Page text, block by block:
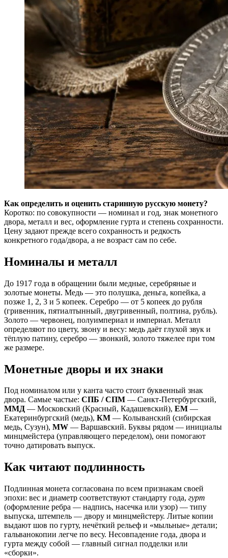
Как определить и оценить старинную русскую монету?
Коротко: по совокупности — номинал и год, знак монетного
двора, металл и вес, оформление гурта и степень сохранности.
Цену задают прежде всего сохранность и редкость
конкретного года/двора, а не возраст сам по себе.
Номиналы и металл
До 1917 года в обращении были медные, серебряные и
золотые монеты. Медь — это полушка, деньга, копейка, а
позже 1, 2, 3 и 5 копеек. Серебро — от 5 копеек до рубля
(гривенник, пятиалтынный, двугривенный, полтина, рубль).
Золото — червонец, полуимпериал и империал. Металл
определяют по цвету, звону и весу: медь даёт глухой звук и
тёплую патину, серебро — звонкий, золото тяжелее при том
же размере.
Монетные дворы и их знаки
Под номиналом или у канта часто стоит буквенный знак
двора. Самые частые: СПБ / СПМ — Санкт-Петербургский,
ММД — Московский (Красный, Кадашевский), ЕМ —
Екатеринбургский (медь), КМ — Колыванский (сибирская
медь, Сузун), MW — Варшавский. Буквы рядом — инициалы
минцмейстера (управляющего переделом), они помогают
точно датировать выпуск.
Как читают подлинность
Подлинная монета согласована по всем признакам своей
эпохи: вес и диаметр соответствуют стандарту года, гурт
(оформление ребра — надпись, насечка или узор) — типу
выпуска, штемпель — двору и минцмейстеру. Литые копии
выдают шов по гурту, нечёткий рельеф и «мыльные» детали;
гальванокопии легче по весу. Несовпадение года, двора и
гурта между собой — главный сигнал подделки или
«сборки».